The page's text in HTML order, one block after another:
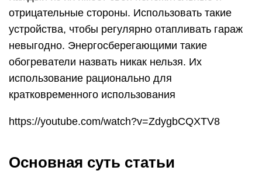
отрицательные стороны. Использовать такие
устройства, чтобы регулярно отапливать гараж
невыгодно. Энергосберегающими такие
обогреватели назвать никак нельзя. Их
использование рационально для
кратковременного использования
https://youtube.com/watch?v=ZdygbCQXTV8
Основная суть статьи